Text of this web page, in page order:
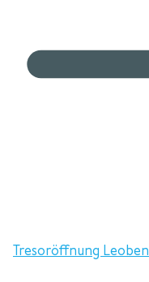
Tresoröffnung Leoben